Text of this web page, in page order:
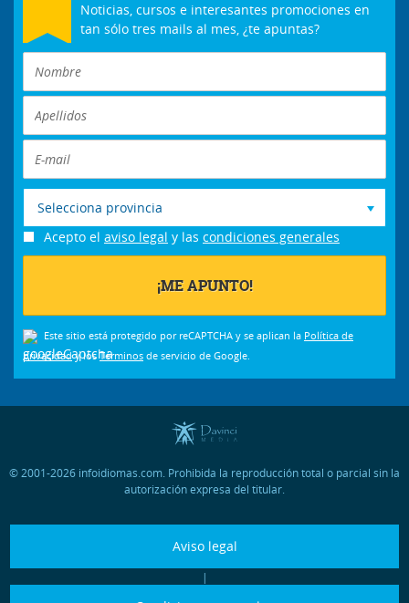
Noticias, cursos e interesantes promociones en
tan sólo tres mails al mes, ¿te apuntas?
Selecciona provincia
Acepto el aviso legal y las condiciones generales
Este sitio está protegido por reCAPTCHA y se aplican la Política de
privacidady losTérminos de servicio de Google.
© 2001-2026 infoidiomas.com. Prohibida la reproducción total o parcial sin la
autorización expresa del titular.
Aviso legal
|